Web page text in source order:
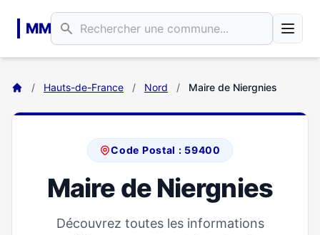
MM
/ Hauts-de-France / Nord / Maire de Niergnies
Code Postal : 59400
Maire de Niergnies
Découvrez toutes les informations